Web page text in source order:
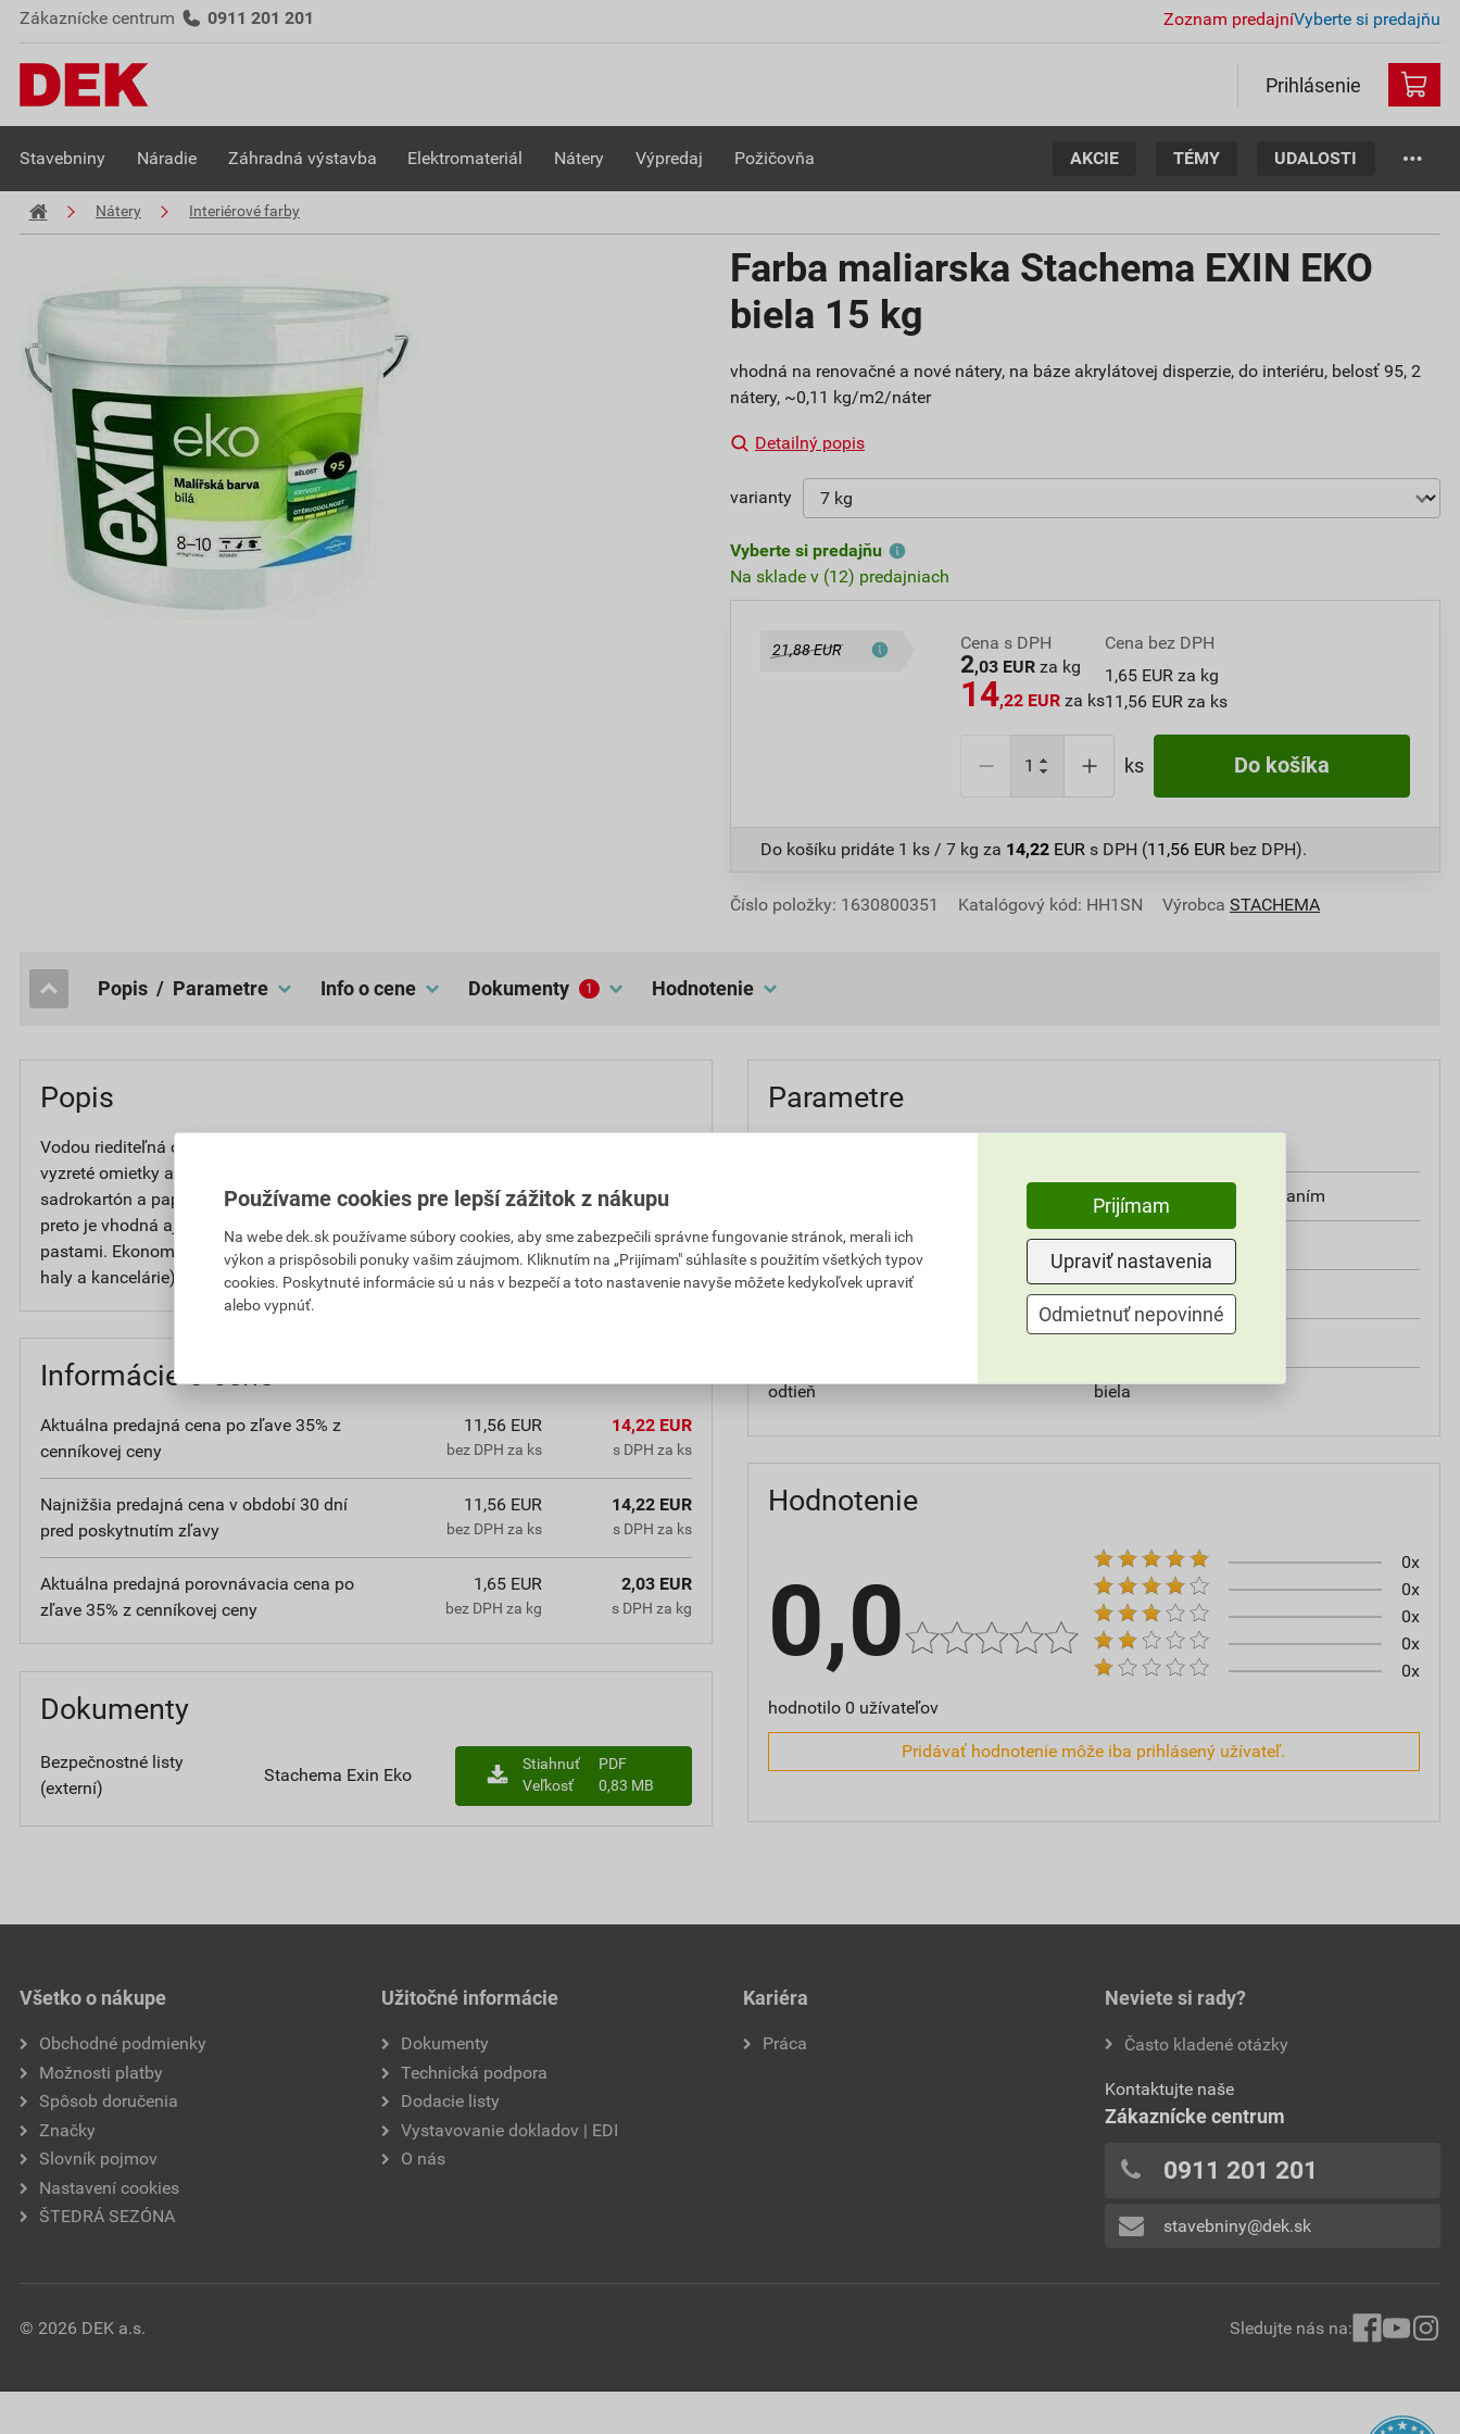
Zákaznícke centrum 0911 201 201 Zoznam predajníVyberte si predajňu
Prihlásenie
Stavebniny Náradie Záhradná výstavba Elektromateriál Nátery Výpredaj Požičovňa AKCIE TÉMY UDALOSTI
Nátery Interiérové farby
Farba maliarska Stachema EXIN EKO
biela 15 kg
vhodná na renovačné a nové nátery, na báze akrylátovej disperzie, do interiéru, belosť 95, 2
nátery, ~0,11 kg/m2/náter
Detailný popis
varianty
Vyberte si predajňu
Na sklade v (12) predajniach
21,88 EUR Cena s DPH
2,03 EUR za kg
14,22 EUR za ks
Cena bez DPH
1,65 EUR za kg
11,56 EUR za ks
ks Do košíka
Do košíku pridáte 1 ks / 7 kg za 14,22 EUR s DPH (11,56 EUR bez DPH).
Číslo položky: 1630800351 Katalógový kód: HH1SN Výrobca STACHEMA
popis / Parametre Info o cene dokumenty 1 hodnotenie
Popis
Vodou riediteľná oteruodolná farba so zvýšenou belosťou a krycou schopnosťou na
vyzreté omietky a ďalšie minerálne podklady, aglomerované drevené materiály,
sadrokartón a papierové povrchy. Farba sa vyznačuje vysokou paropriepustnosťou,
preto je vhodná aj na sanačné omietky. Je tiež určená na prefarbovanie maliarskymi
pastami. Ekonomicky výhodná pre interiéry domácností a komerčné priestory (sklady,
haly a kancelárie).
Informácie o cene
Aktuálna predajná cena po zľave 35% z
cenníkovej ceny
11,56 EUR
bez DPH za ks
14,22 EUR
s DPH za ks
Najnižšia predajná cena v období 30 dní
pred poskytnutím zľavy
11,56 EUR
bez DPH za ks
14,22 EUR
s DPH za ks
Aktuálna predajná porovnávacia cena po
zľave 35% z cenníkovej ceny
1,65 EUR
bez DPH za kg
2,03 EUR
s DPH za kg
Dokumenty
Bezpečnostné listy
(externí)
Stachema Exin Eko
Stiahnuť
PDF
Veľkosť
0,83 MB
Parametre
valčekom, štetcom, striekaním
použitie interiér
výdatnosť 8–10 m² / kg / 1 vrstva
odtieň biela
Hodnotenie
0,0
hodnotilo 0 užívateľov
0x
0x
0x
0x
0x
Pridávať hodnotenie môže iba prihlásený užívateľ.
Všetko o nákupe
Obchodné podmienky
Možnosti platby
Spôsob doručenia
Značky
Slovník pojmov
Nastavení cookies
ŠTEDRÁ SEZÓNA
Užitočné informácie
Dokumenty
Technická podpora
Dodacie listy
Vystavovanie dokladov | EDI
O nás
Kariéra
Práca
Neviete si rady?
Často kladené otázky
Kontaktujte naše
Zákaznícke centrum
0911 201 201
stavebniny@dek.sk
© 2026 DEK a.s. Sledujte nás na:
Používame cookies pre lepší zážitok z nákupu
Na webe dek.sk používame súbory cookies, aby sme zabezpečili správne fungovanie stránok, merali ich
výkon a prispôsobili ponuky vašim záujmom. Kliknutím na „Prijímam" súhlasíte s použitím všetkých typov
cookies. Poskytnuté informácie sú u nás v bezpečí a toto nastavenie navyše môžete kedykoľvek upraviť
alebo vypnúť.
Prijímam
Upraviť nastavenia
Odmietnuť nepovinné